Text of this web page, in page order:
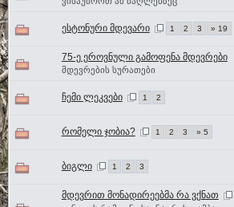
ესტონური მდევარი 1 2 3 » 19
75-ე ეროვნული გამოფენა მდევრები
მდევრების სურათები
ჩემი ლეკვები 1 2
რომელი ჯობია? 1 2 3 » 5
ბიგლი 1 2 3
მდევრით მონადირეებმა რა ვქნათ